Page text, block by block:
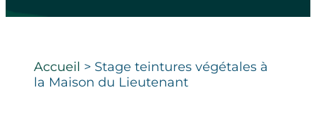
Accueil > Stage teintures végétales à
la Maison du Lieutenant